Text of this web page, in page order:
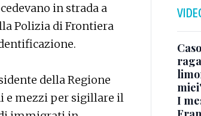
in strada a
Polizia di Frontiera
della Regione
e mezzi per sigillare il
I